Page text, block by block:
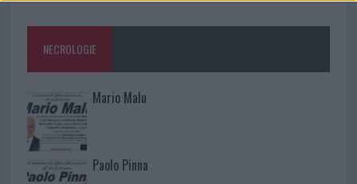
NECROLOGIE
Mario Malu
Paolo Pinna